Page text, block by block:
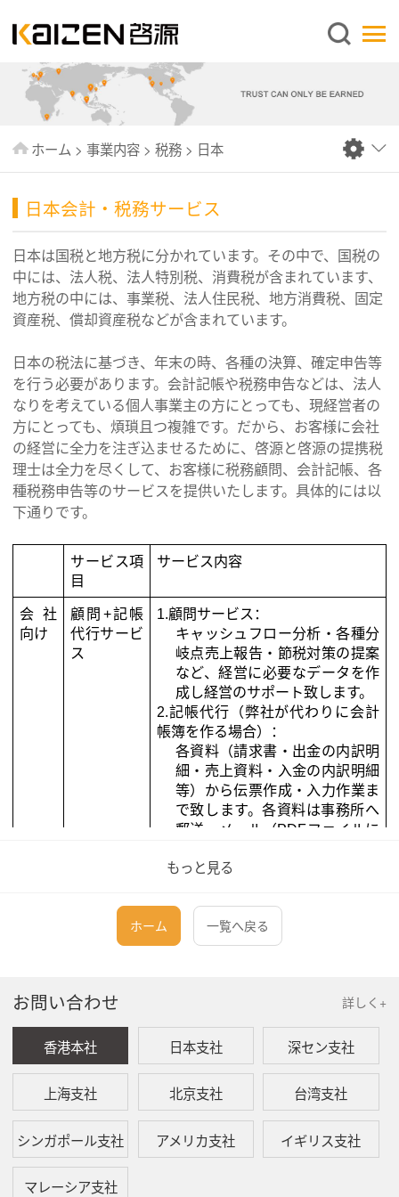
日本語
企業情報
事業内容
ニュース
情報
よくあるご質問
お問い合わせ
ホーム > 事業内容 > 税務 > 日本
日本会計・税務サービス
日本は国税と地方税に分かれています。その中で、国税の
中には、法人税、法人特別税、消費税が含まれています、
地方税の中には、事業税、法人住民税、地方消費税、固定
資産税、償却資産税などが含まれています。
日本の税法に基づき、年末の時、各種の決算、確定申告等
を行う必要があります。会計記帳や税務申告などは、法人
なりを考えている個人事業主の方にとっても、現経営者の
方にとっても、煩瑣且つ複雑です。だから、お客様に会社
の経営に全力を注ぎ込ませるために、啓源と啓源の提携税
理士は全力を尽くして、お客様に税務顧問、会計記帳、各
種税務申告等のサービスを提供いたします。具体的には以
下通りです。
サービス項
目
サービス内容
会社
向け
顧問 +記帳
代行サービ
ス
1.顧問サービス：
キャッシュフロー分析・各種分
岐点売上報告・節税対策の提案
など、経営に必要なデータを作
成し経営のサポート致します。
2.記帳代行（弊社が代わりに会計
帳簿を作る場合）：
各資料（請求書・出金の内訳明
細・売上資料・入金の内訳明細
等）から伝票作成・入力作業ま
で致します。各資料は事務所へ
郵送・メール（PDFファイルに
て頂きます。
データ監査
サービス
キャッシュフロー分析・各種
岐点売上報告・節税対策の提案
がいる場合に、経理が作成した
会計帳簿を確認する場合になり
ます。
決算サービ
決算書の作成だけでなく、法人
税・地方税の申告書・勘定科目内
訳書・概況書・減価償却明細・総
もっと見る
ホーム 一覧へ戻る
詳しく+
お問い合わせ
香港本社 日本支社 深セン支社
上海支社 北京支社 台湾支社
シンガポール支社 アメリカ支社 イギリス支社
マレーシア支社